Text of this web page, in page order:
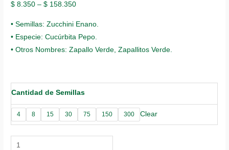
$ 8.350 –$ 158.350
• Semillas: Zucchini Enano.
• Especie: Cucúrbita Pepo.
• Otros Nombres: Zapallo Verde, Zapallitos Verde.
Cantidad de Semillas
4 8 15 30 75 150 300 Clear
Semillas